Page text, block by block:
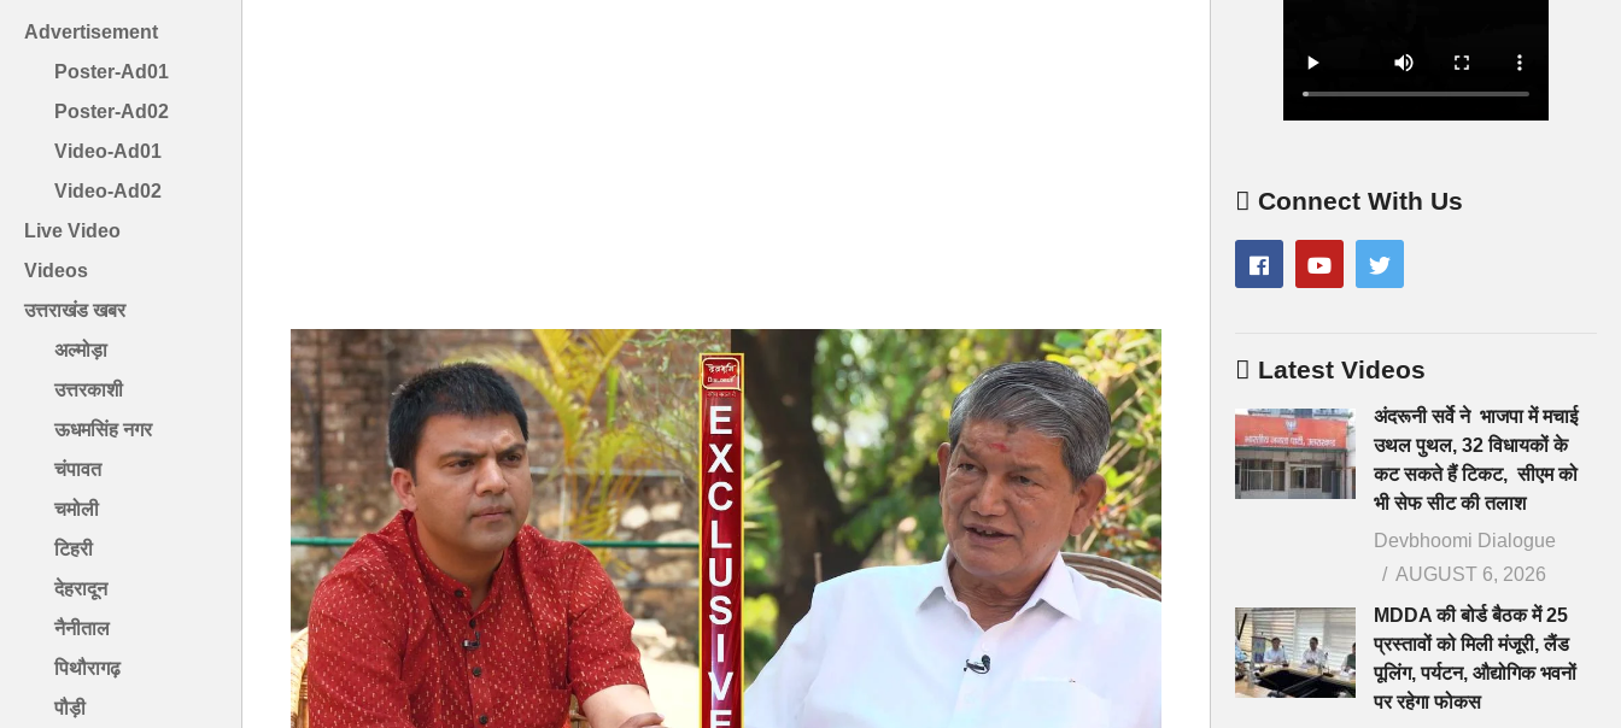
Advertisement
Poster-Ad01
Poster-Ad02
Video-Ad01
Video-Ad02
Live Video
Videos
उत्तराखंड खबर
अल्मोड़ा
उत्तरकाशी
ऊधमसिंह नगर
चंपावत
चमोली
टिहरी
देहरादून
नैनीताल
पिथौरागढ़
पौड़ी
Connect With Us
Latest Videos
अंदरूनी सर्वे ने भाजपा में मचाई
उथल पुथल, 32 विधायकों के
कट सकते हैं टिकट, सीएम को
भी सेफ सीट की तलाश
Devbhoomi Dialogue
AUGUST 6, 2026
MDDA की बोर्ड बैठक में 25
प्रस्तावों को मिली मंजूरी, लैंड
पूलिंग, पर्यटन, औद्योगिक भवनों
पर रहेगा फोकस